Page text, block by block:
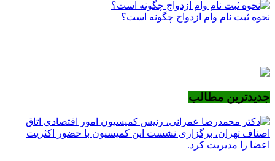
نحوه ثبت نام وام ازدواج چگونه است؟
جدیدترین مطالب